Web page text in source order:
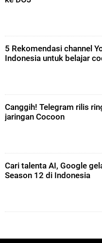
5 Rekomendasi channel
Indonesia untuk belajar
Canggih! Telegram rilis
jaringan Cocoon
Cari talenta AI, Google
Season 12 di Indonesia